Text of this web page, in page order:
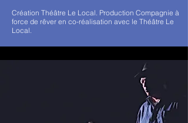
Création Théâtre Le Local. Production Compagnie à
force de rêver en co-réalisation avec le Théâtre Le
Local.